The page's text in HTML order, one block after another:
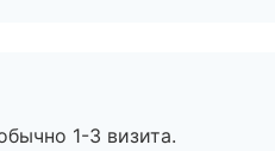
1-3 визита.